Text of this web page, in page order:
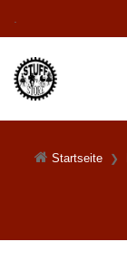
Startseite